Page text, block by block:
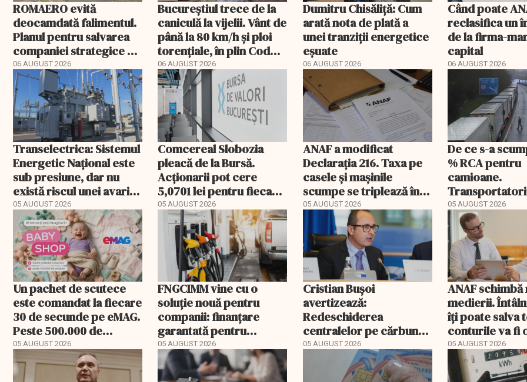
ROMAERO evită
deocamdată falimentul.
Planul pentru salvarea
companiei strategice a
fost confirmat
06 AUGUST 2026
Bucureștiul trece de la
caniculă la vijelii. Vânt de
până la 80 km/h și ploi
torențiale, în plin Cod
portocaliu
06 AUGUST 2026
Dumitru Chisăliță: Cum
arată nota de plată a
unei tranziții energetice
eșuate
06 AUGUST 2026
Când poate
reclasifica un
de la firma-
capital
06 AUGUST 2026
Transelectrica: Sistemul
Energetic Național este
sub presiune, dar nu
există riscul unei avarii
majore
05 AUGUST 2026
Comcereal Slobozia
pleacă de la Bursă.
Acționarii pot cere
5,0701 lei pentru fiecare
acțiune
05 AUGUST 2026
ANAF a modificat
Declarația 216. Taxa pe
casele și mașinile
scumpe se triplează în
2026
05 AUGUST 2026
De ce s-a
% RCA pentru
camioane.
să publice
05 AUGUST 2026
Un pachet de scutece
este comandat la fiecare
30 de secunde pe eMAG.
Peste 500.000 de
comenzi pentru
bebeluși au fost cu
livrare a doua
05 AUGUST 2026
FNGCIMM vine cu o
soluție nouă pentru
companii: finanțare
garantată pentru
carburant și transport
05 AUGUST 2026
Cristian Bușoi
avertizează:
Redeschiderea
centralelor pe cărbune
poate costa România
peste un miliard de euro
05 AUGUST 2026
ANAF
medierii.
îți poate salva
conturile va fi
05 AUGUST 2026
EXCLUSIV